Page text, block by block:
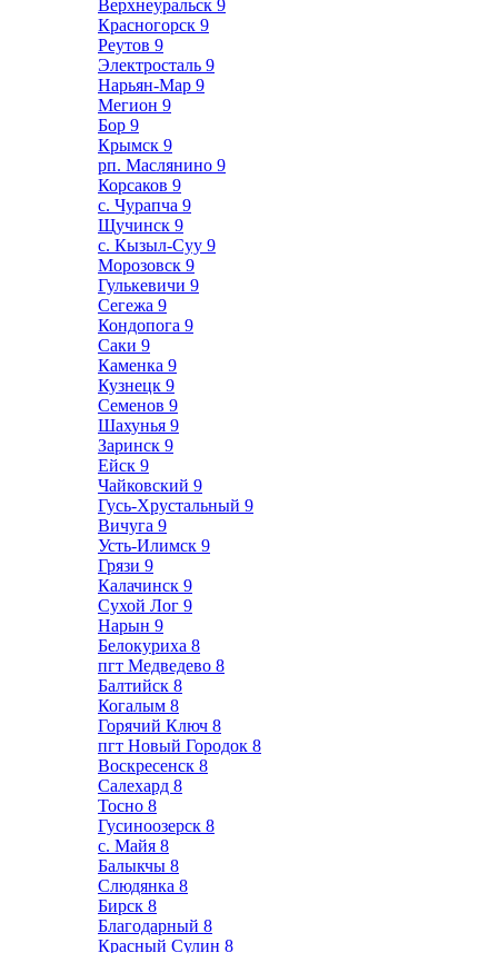
Верхнеуральск 9
Красногорск 9
Реутов 9
Электросталь 9
Нарьян-Мар 9
Мегион 9
Бор 9
Крымск 9
рп. Маслянино 9
Корсаков 9
с. Чурапча 9
Щучинск 9
с. Кызыл-Суу 9
Морозовск 9
Гулькевичи 9
Сегежа 9
Кондопога 9
Саки 9
Каменка 9
Кузнецк 9
Семенов 9
Шахунья 9
Заринск 9
Ейск 9
Чайковский 9
Гусь-Хрустальный 9
Вичуга 9
Усть-Илимск 9
Грязи 9
Калачинск 9
Сухой Лог 9
Нарын 9
Белокуриха 8
пгт Медведево 8
Балтийск 8
Когалым 8
Горячий Ключ 8
пгт Новый Городок 8
Воскресенск 8
Салехард 8
Тосно 8
Гусиноозерск 8
с. Майя 8
Балыкчы 8
Слюдянка 8
Бирск 8
Благодарный 8
Красный Сулин 8